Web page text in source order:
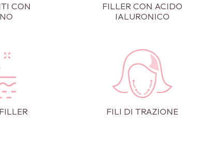
CON
FILLER CON ACIDO
IALURONICO
FILI DI TRAZIONE